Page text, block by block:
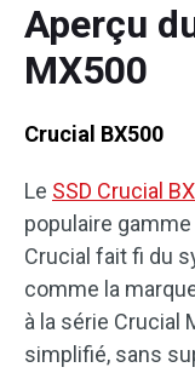
Aperçu
MX500
Crucial BX500
Le SSD Crucial
populaire gamme
Crucial fait fi du
comme la
à la série Crucial
simplifié, sans